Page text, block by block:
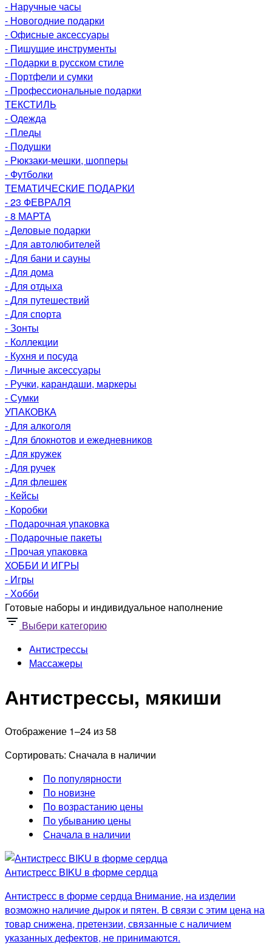
- Наручные часы
- Новогодние подарки
- Офисные аксессуары
- Пишущие инструменты
- Подарки в русском стиле
- Портфели и сумки
- Профессиональные подарки
ТЕКСТИЛЬ
- Одежда
- Пледы
- Подушки
- Рюкзаки-мешки, шопперы
- Футболки
ТЕМАТИЧЕСКИЕ ПОДАРКИ
- 23 ФЕВРАЛЯ
- 8 МАРТА
- Деловые подарки
- Для автолюбителей
- Для бани и сауны
- Для дома
- Для отдыха
- Для путешествий
- Для спорта
- Зонты
- Коллекции
- Кухня и посуда
- Личные аксессуары
- Ручки, карандаши, маркеры
- Сумки
УПАКОВКА
- Для алкоголя
- Для блокнотов и ежедневников
- Для кружек
- Для ручек
- Для флешек
- Кейсы
- Коробки
- Подарочная упаковка
- Подарочные пакеты
- Прочая упаковка
ХОББИ И ИГРЫ
- Игры
- Хобби
Готовые наборы и индивидуальное наполнение
Выбери категорию
Антистрессы
Массажеры
Антистрессы, мякиши
Отображение 1–24 из 58
Сортировать: Сначала в наличии
По популярности
По новизне
По возрастанию цены
По убыванию цены
Сначала в наличии
Антистресс BIKU в форме сердца
Антистресс в форме сердца Внимание, на изделии
возможно наличие дырок и пятен. В связи с этим цена на
товар снижена, претензии, связанные с наличием
указанных дефектов, не принимаются.